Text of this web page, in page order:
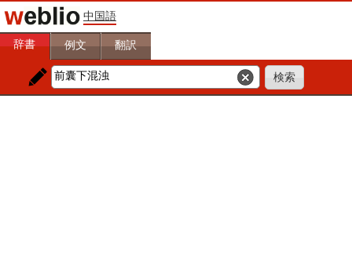
中国語
辞書 例文 翻訳